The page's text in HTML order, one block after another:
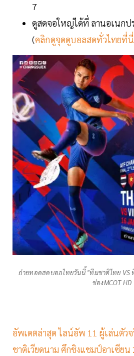
7
ดูสดจอใหญ่ได้ที่ ลานอเนกป
(คลิกดูจุดดูบอลสดทั่วไทยที่นี่
ถ่ายทอดสด​บอลไทยวันนี้ "ทีมชาติ​ไทย​ VS
ช่องMCOT HD
อัพเดตล่าสุด ไลน์อัพ 11 ผู้เล่นตัว
ชาติเวียดนาม ศึกชิงแชมป์อาเซียน